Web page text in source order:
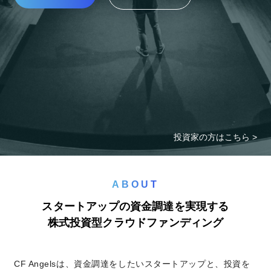
投資家の方はこちら >
ABOUT
スタートアップの資金調達を実現する
株式投資型クラウドファンディング
CF Angelsは、資金調達をしたいスタートアップと、投資を